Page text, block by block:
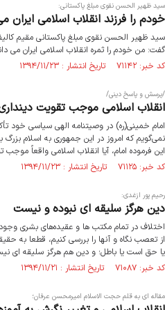
سید ظهیر الحسن نقوی مبلغ پاکستانی:
خودم را فرزند انقلاب اسلامی ایران
سید ظهیر الحسن نقوی مبلغ پاکستانی مقیم
گفت: من خودم را ثمره انقلاب اسلامی ایران می
کد خبر: ۷۱۱۴۲ تاریخ انتشار : ۱۳۹۴/۱۱/۲۳
/پرسش و پاسخ دینی/
انقلاب اسلامی موجب تقویت
امام خمینی(ره) در وصیتنامه الهی سیاسی خود
نمی‌گویم که امروز در این جمهوری به اسلام
این فرموده امام،‌ آیا انقلاب اسلامی واقعاً
کد خبر: ۷۱۱۲۵ تاریخ انتشار : ۱۳۹۴/۱۱/۲۳
رحیم پور ازغدی:
دین هرگز سلیقه ای نبوده و نیست
اختلاف در تمام مکتب ها و عقیده‌های بشری وجود
از تعصب نگاه و آنها را بررسی کنیم، قطعا به
یا حق است یا باطل؛ و دین هم هرگز سلیقه ای
کد خبر: ۷۱۰۸۷ تاریخ انتشار : ۱۳۹۴/۱۱/۲۱
مقاله ای به قلم حجت الاسلام امیرمحسن عرفان؛